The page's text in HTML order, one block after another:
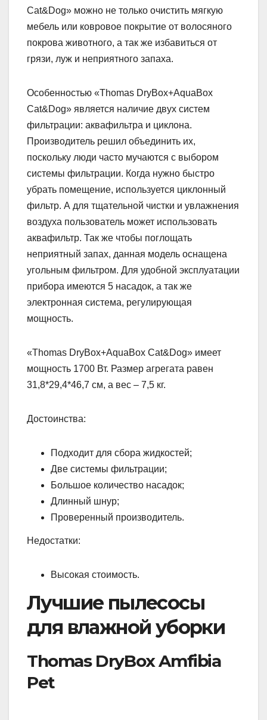
Cat&Dog» можно не только очистить мягкую
мебель или ковровое покрытие от волосяного
покрова животного, а так же избавиться от
грязи, луж и неприятного запаха.
Особенностью «Thomas DryBox+AquaBox
Cat&Dog» является наличие двух систем
фильтрации: аквафильтра и циклона.
Производитель решил объединить их,
поскольку люди часто мучаются с выбором
системы фильтрации. Когда нужно быстро
убрать помещение, используется циклонный
фильтр. А для тщательной чистки и увлажнения
воздуха пользователь может использовать
аквафильтр. Так же чтобы поглощать
неприятный запах, данная модель оснащена
угольным фильтром. Для удобной эксплуатации
прибора имеются 5 насадок, а так же
электронная система, регулирующая
мощность.
«Thomas DryBox+AquaBox Cat&Dog» имеет
мощность 1700 Вт. Размер агрегата равен
31,8*29,4*46,7 см, а вес – 7,5 кг.
Достоинства:
Подходит для сбора жидкостей;
Две системы фильтрации;
Большое количество насадок;
Длинный шнур;
Проверенный производитель.
Недостатки:
Высокая стоимость.
Лучшие пылесосы
для влажной уборки
Thomas DryBox Amfibia
Pet